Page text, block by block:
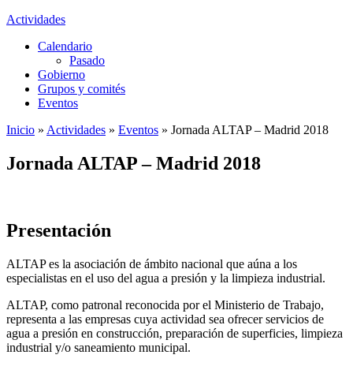
Actividades
Calendario
Pasado
Gobierno
Grupos y comités
Eventos
Inicio » Actividades » Eventos » Jornada ALTAP – Madrid 2018
Jornada ALTAP – Madrid 2018
Presentación
ALTAP es la asociación de ámbito nacional que aúna a los
especialistas en el uso del agua a presión y la limpieza industrial.
ALTAP, como patronal reconocida por el Ministerio de Trabajo,
representa a las empresas cuya actividad sea ofrecer servicios de
agua a presión en construcción, preparación de superficies, limpieza
industrial y/o saneamiento municipal.